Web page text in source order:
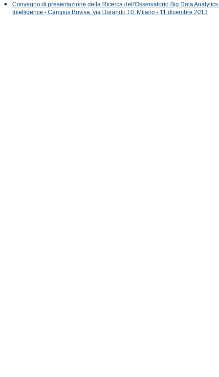
Convegno di presentazione della Ricerca dell'Osservatorio Big Data
Intelligence - Campus Bovisa, via Durando 10, Milano - 11 dicembre 2013